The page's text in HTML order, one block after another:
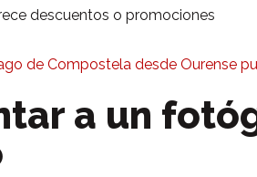
descuentos o promociones
de Compostela desde Ourense
a un